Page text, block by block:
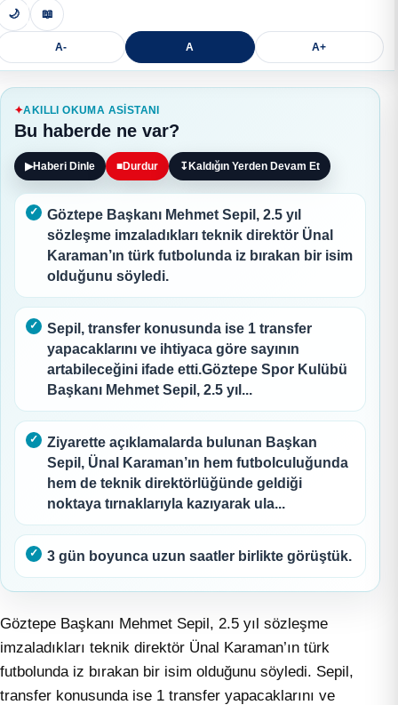
🌙 📖
A- A A+
AKILLI OKUMA ASISTANI
Bu haberde ne var?
▶Haberi Dinle ■Durdur ↧Kaldığın Yerden Devam Et
Göztepe Başkanı Mehmet Sepil, 2.5 yıl
sözleşme imzaladıkları teknik direktör Ünal
Karaman’ın türk futbolunda iz bırakan bir isim
olduğunu söyledi.
Sepil, transfer konusunda ise 1 transfer
yapacaklarını ve ihtiyaca göre sayının
artabileceğini ifade etti.Göztepe Spor Kulübü
Başkanı Mehmet Sepil, 2.5 yıl...
Ziyarette açıklamalarda bulunan Başkan
Sepil, Ünal Karaman’ın hem futbolculuğunda
hem de teknik direktörlüğünde geldiği
noktaya tırnaklarıyla kazıyarak ula...
3 gün boyunca uzun saatler birlikte görüştük.
Göztepe Başkanı Mehmet Sepil, 2.5 yıl sözleşme
imzaladıkları teknik direktör Ünal Karaman’ın türk
futbolunda iz bırakan bir isim olduğunu söyledi. Sepil,
transfer konusunda ise 1 transfer yapacaklarını ve